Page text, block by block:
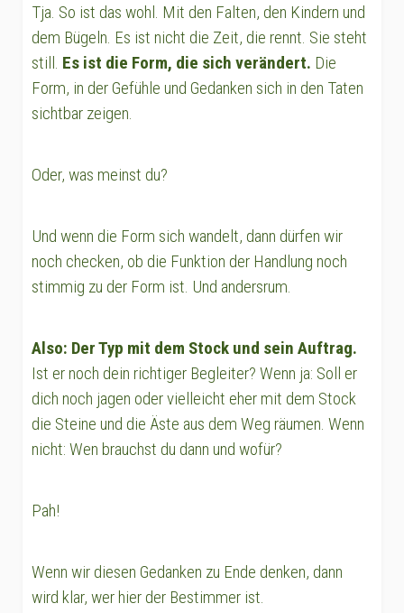
Tja. So ist das wohl. Mit den Falten, den Kindern und
dem Bügeln. Es ist nicht die Zeit, die rennt. Sie steht
still. Es ist die Form, die sich verändert. Die
Form, in der Gefühle und Gedanken sich in den Taten
sichtbar zeigen.
Oder, was meinst du?
Und wenn die Form sich wandelt, dann dürfen wir
noch checken, ob die Funktion der Handlung noch
stimmig zu der Form ist. Und andersrum.
Also: Der Typ mit dem Stock und sein Auftrag.
Ist er noch dein richtiger Begleiter? Wenn ja: Soll er
dich noch jagen oder vielleicht eher mit dem Stock
die Steine und die Äste aus dem Weg räumen. Wenn
nicht: Wen brauchst du dann und wofür?
Pah!
Wenn wir diesen Gedanken zu Ende denken, dann
wird klar, wer hier der Bestimmer ist.